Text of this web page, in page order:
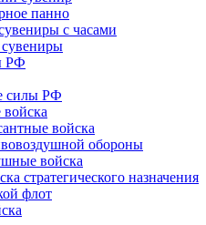
панно
с часами
РФ
силы РФ
войска
обороны
войска
стратегического назначения
флот